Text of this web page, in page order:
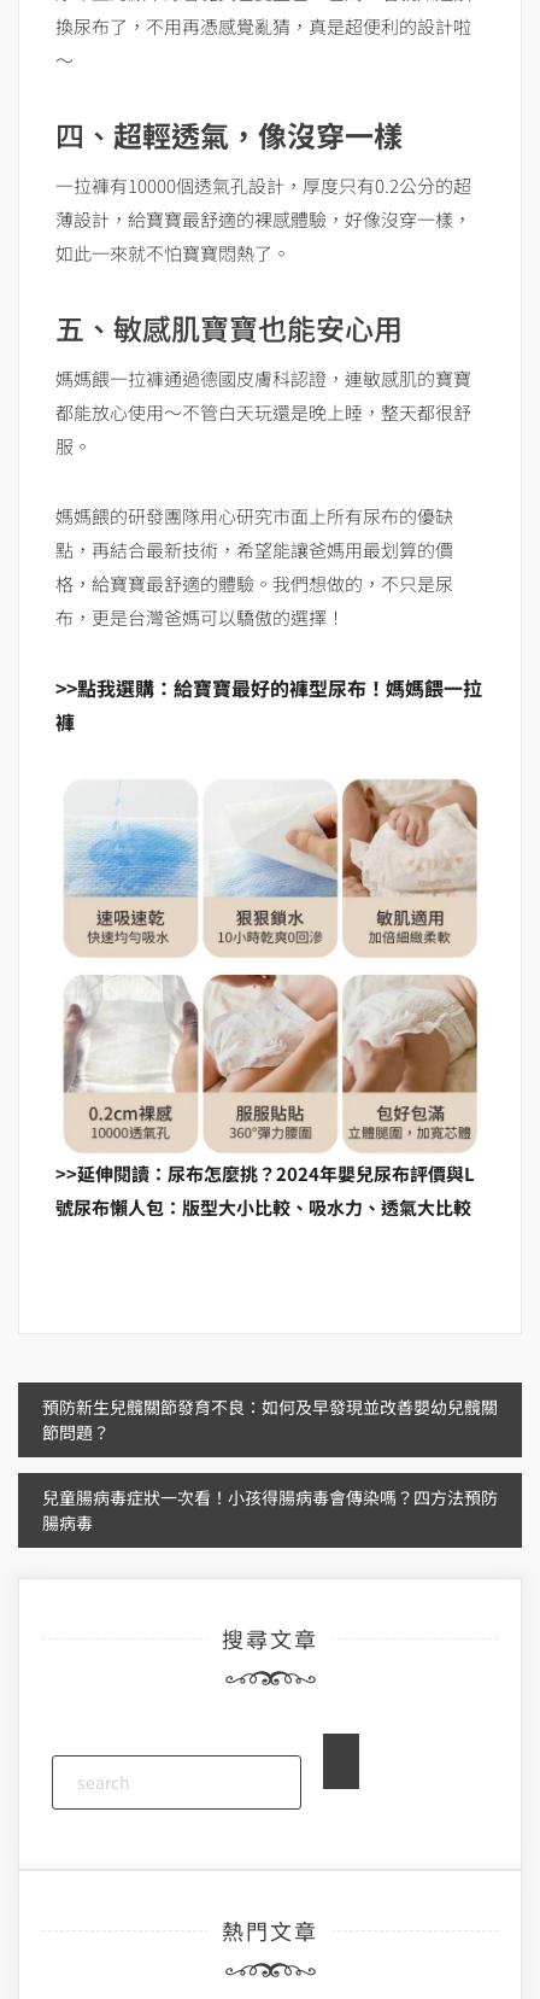
換尿布了，不用再憑感覺亂猜，真是超便利的設計啦
～
四、 超輕透氣，像沒穿一樣
一拉褲有10000個透氣孔設計，厚度只有0.2公分的超
薄設計，給寶寶最舒適的裸感體驗，好像沒穿一樣，
如此一來就不怕寶寶悶熱了。
五、敏感肌寶寶也能安心用
媽媽餵一拉褲通過德國皮膚科認證，連敏感肌的寶寶
都能放心使用～不管白天玩還是晚上睡，整天都很舒
服。
媽媽餵的研發團隊用心研究市面上所有尿布的優缺
點，再結合最新技術，希望能讓爸媽用最划算的價
格，給寶寶最舒適的體驗。我們想做的，不只是尿
布，更是台灣爸媽可以驕傲的選擇！
>>點我選購：給寶寶最好的褲型尿布！媽媽餵一拉
褲
>>延伸閱讀：尿布怎麼挑？2024年嬰兒尿布評價與L
號尿布懶人包：版型大小比較、吸水力、透氣大比較
文
章
導
覽
預防新生兒髖關節發育不良：如何及早發現並改善嬰幼兒髖關
節問題？
兒童腸病毒症狀一次看！小孩得腸病毒會傳染嗎？四方法預防
腸病毒
搜尋文章
熱門文章